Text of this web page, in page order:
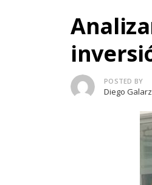
Author
POSTED BY
Diego